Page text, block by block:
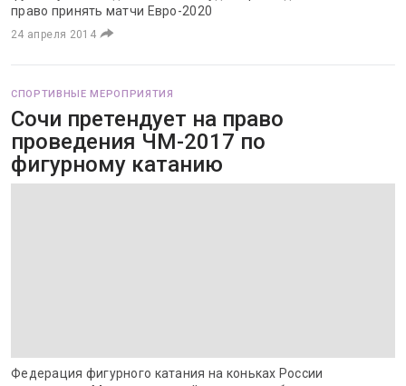
право принять матчи Евро-2020
24 апреля 2014
СПОРТИВНЫЕ МЕРОПРИЯТИЯ
Сочи претендует на право
проведения ЧМ-2017 по
фигурному катанию
Федерация фигурного катания на коньках России